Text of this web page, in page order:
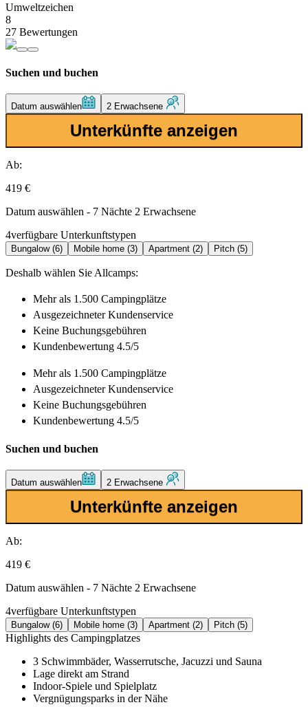
Umweltzeichen
8
27 Bewertungen
Suchen und buchen
Datum auswählen 2 Erwachsene
Unterkünfte anzeigen
Ab:
419 €
Datum auswählen - 7 Nächte 2 Erwachsene
4verfügbare Unterkunftstypen
Bungalow (6) Mobile home (3) Apartment (2) Pitch (5)
Deshalb wählen Sie Allcamps:
Mehr als 1.500 Campingplätze
AusgezeichneterKundenservice
Keine Buchungsgebühren
Kundenbewertung 4.5/5
Mehr als 1.500 Campingplätze
AusgezeichneterKundenservice
Keine Buchungsgebühren
Kundenbewertung 4.5/5
Suchen und buchen
Datum auswählen 2 Erwachsene
Unterkünfte anzeigen
Ab:
419 €
Datum auswählen - 7 Nächte 2 Erwachsene
4verfügbare Unterkunftstypen
Bungalow (6) Mobile home (3) Apartment (2) Pitch (5)
Highlights des Campingplatzes
3 Schwimmbäder, Wasserrutsche, Jacuzzi und Sauna
Lage direkt am Strand
Indoor-Spiele und Spielplatz
Vergnügungsparks in der Nähe